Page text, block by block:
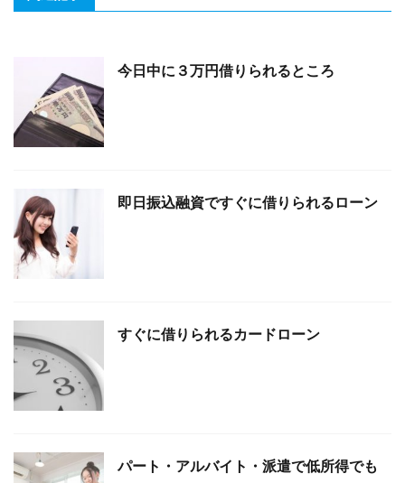
今日中に３万円借りられるところ
即日振込融資ですぐに借りられるローン
すぐに借りられるカードローン
パート・アルバイト・派遣で低所得でも